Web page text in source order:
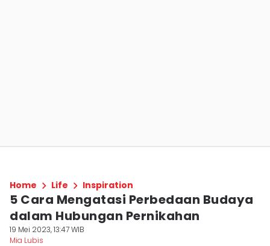
Home Life Inspiration
5 Cara Mengatasi Perbedaan Budaya
dalam Hubungan Pernikahan
19 Mei 2023, 13:47 WIB
Mia Lubis